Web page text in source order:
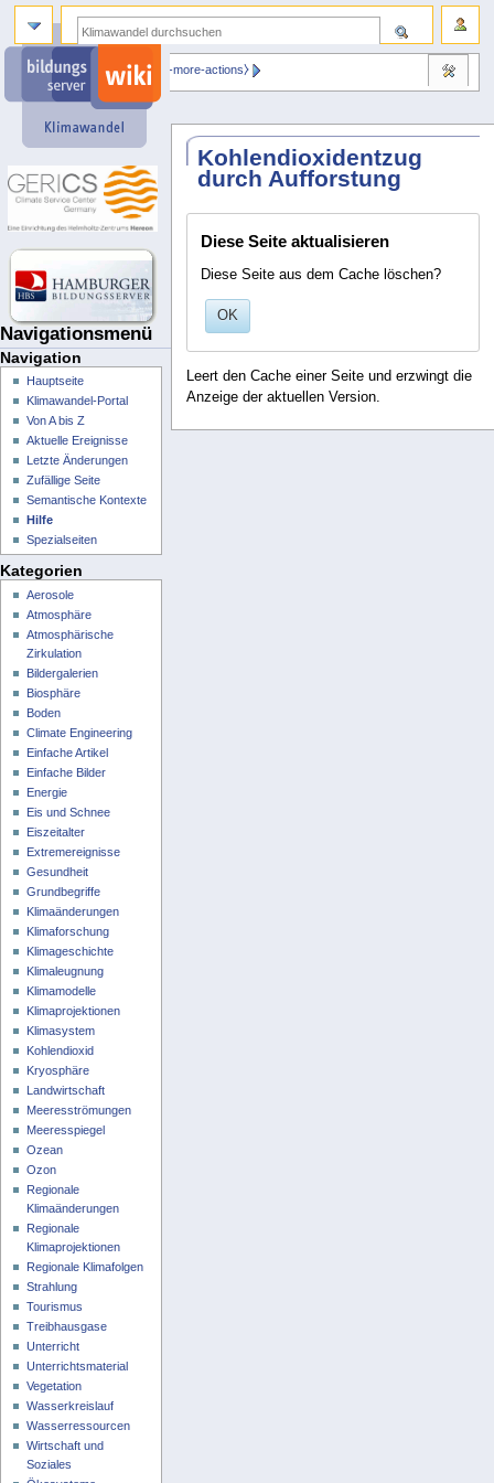
Kohlendioxidentzug
durch Aufforstung
Diese Seite aktualisieren
Diese Seite aus dem Cache löschen?
OK
Leert den Cache einer Seite und erzwingt die
Anzeige der aktuellen Version.
Navigationsmenü
⧼dbsskin-more-actions⧽
Navigation
Hauptseite
Klimawandel-Portal
Von A bis Z
Aktuelle Ereignisse
Letzte Änderungen
Zufällige Seite
Semantische Kontexte
Hilfe
Spezialseiten
Kategorien
Aerosole
Atmosphäre
Atmosphärische
Zirkulation
Bildergalerien
Biosphäre
Boden
Climate Engineering
Einfache Artikel
Einfache Bilder
Energie
Eis und Schnee
Eiszeitalter
Extremereignisse
Gesundheit
Grundbegriffe
Klimaänderungen
Klimaforschung
Klimageschichte
Klimaleugnung
Klimamodelle
Klimaprojektionen
Klimasystem
Kohlendioxid
Kryosphäre
Landwirtschaft
Meeresströmungen
Meeresspiegel
Ozean
Ozon
Regionale
Klimaänderungen
Regionale
Klimaprojektionen
Regionale Klimafolgen
Strahlung
Tourismus
Treibhausgase
Unterricht
Unterrichtsmaterial
Vegetation
Wasserkreislauf
Wasserressourcen
Wirtschaft und
Soziales